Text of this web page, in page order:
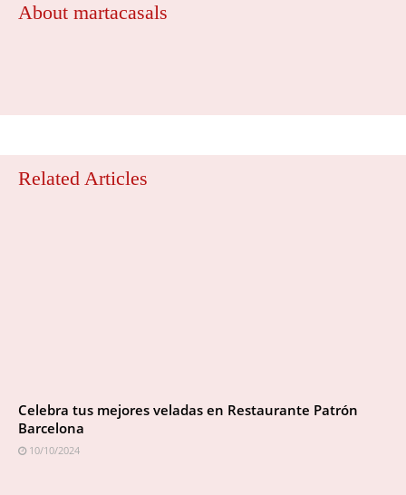
About martacasals
Related Articles
Celebra tus mejores veladas en Restaurante Patrón
Barcelona
10/10/2024